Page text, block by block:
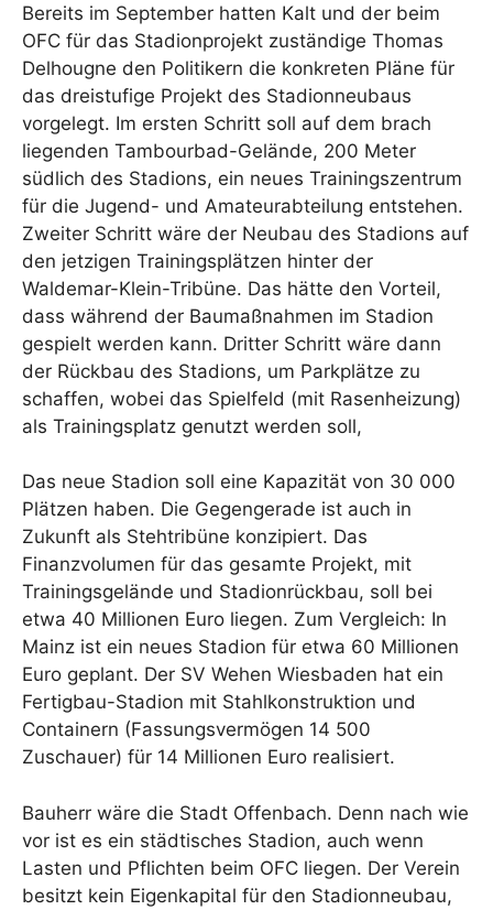
Bereits im September hatten Kalt und der beim
OFC für das Stadionprojekt zuständige Thomas
Delhougne den Politikern die konkreten Pläne für
das dreistufige Projekt des Stadionneubaus
vorgelegt. Im ersten Schritt soll auf dem brach
liegenden Tambourbad-Gelände, 200 Meter
südlich des Stadions, ein neues Trainingszentrum
für die Jugend- und Amateurabteilung entstehen.
Zweiter Schritt wäre der Neubau des Stadions auf
den jetzigen Trainingsplätzen hinter der
Waldemar-Klein-Tribüne. Das hätte den Vorteil,
dass während der Baumaßnahmen im Stadion
gespielt werden kann. Dritter Schritt wäre dann
der Rückbau des Stadions, um Parkplätze zu
schaffen, wobei das Spielfeld (mit Rasenheizung)
als Trainingsplatz genutzt werden soll,
Das neue Stadion soll eine Kapazität von 30 000
Plätzen haben. Die Gegengerade ist auch in
Zukunft als Stehtribüne konzipiert. Das
Finanzvolumen für das gesamte Projekt, mit
Trainingsgelände und Stadionrückbau, soll bei
etwa 40 Millionen Euro liegen. Zum Vergleich: In
Mainz ist ein neues Stadion für etwa 60 Millionen
Euro geplant. Der SV Wehen Wiesbaden hat ein
Fertigbau-Stadion mit Stahlkonstruktion und
Containern (Fassungsvermögen 14 500
Zuschauer) für 14 Millionen Euro realisiert.
Bauherr wäre die Stadt Offenbach. Denn nach wie
vor ist es ein städtisches Stadion, auch wenn
Lasten und Pflichten beim OFC liegen. Der Verein
besitzt kein Eigenkapital für den Stadionneubau,